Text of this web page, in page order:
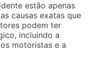
estão apenas
causas exatas que
podem ter
incluindo a
motoristas e a